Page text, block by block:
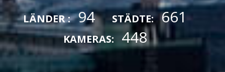
LÄNDER : 94 STÄDTE: 661
KAMERAS: 448